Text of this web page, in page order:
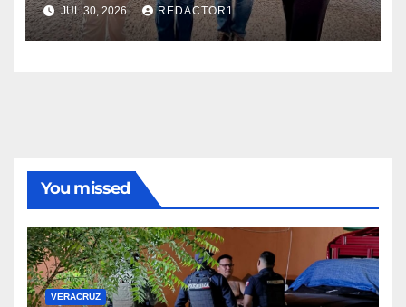
JUL 30, 2026 REDACTOR1
You missed
VERACRUZ